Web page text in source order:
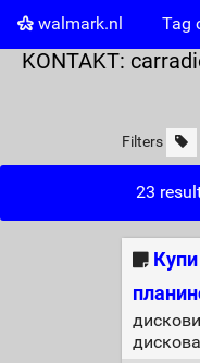
walmark.nl Tag
KONTAKT:
Filters
23